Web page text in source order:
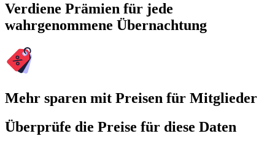
Verdiene Prämien für jede
wahrgenommene Übernachtung
Mehr sparen mit Preisen für Mitglieder
Überprüfe die Preise für diese Daten